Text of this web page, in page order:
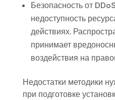
Безопасность от
недоступность
действиях.
принимает
воздействия на
Недостатки методики
при подготовке